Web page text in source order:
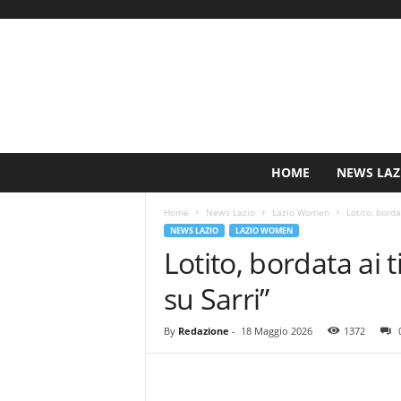
HOME NEWS
Home News Lazio Lazio Women Lotito,
NEWS LAZIO LAZIO WOMEN
Lotito, bordata ai
su Sarri”
By Redazione - 18 Maggio 2026 1372